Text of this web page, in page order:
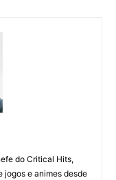
do Critical Hits,
jogos e animes desde